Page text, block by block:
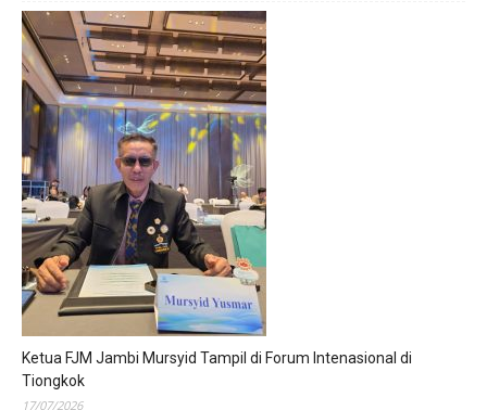
Ketua FJM Jambi Mursyid Tampil di Forum Intenasional di
Tiongkok
17/07/2026